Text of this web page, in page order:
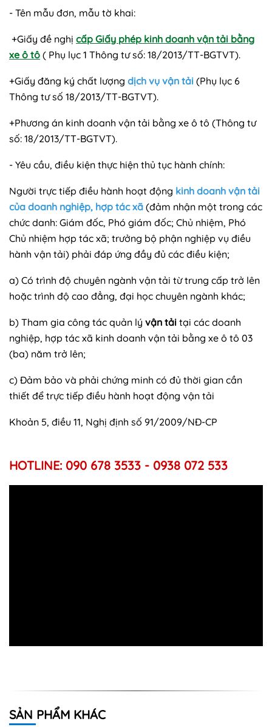
- Tên mẫu đơn, mẫu tờ khai:
+Giấy đề nghị cấp Giấy phép kinh doanh vận tải bằng
xe ô tô ( Phụ lục 1 Thông tư số: 18/2013/TT-BGTVT).
+Giấy đăng ký chất lượng dịch vụ vận tải (Phụ lục 6
Thông tư số 18/2013/TT-BGTVT).
+Phương án kinh doanh vận tải bằng xe ô tô (Thông tư
số: 18/2013/TT-BGTVT).
- Yêu cầu, điều kiện thực hiện thủ tục hành chính:
Người trực tiếp điều hành hoạt động kinh doanh vận tải
của doanh nghiệp, hợp tác xã (đảm nhận một trong các
chức danh: Giám đốc, Phó giám đốc; Chủ nhiệm, Phó
Chủ nhiệm hợp tác xã; trưởng bộ phận nghiệp vụ điều
hành vận tải) phải đáp ứng đầy đủ các điều kiện;
a) Có trình độ chuyên ngành vận tải từ trung cấp trở lên
hoặc trình độ cao đẳng, đại học chuyên ngành khác;
b) Tham gia công tác quản lý vận tải tại các doanh
nghiệp, hợp tác xã kinh doanh vận tải bằng xe ô tô 03
(ba) năm trở lên;
c) Đảm bảo và phải chứng minh có đủ thời gian cần
thiết để trực tiếp điều hành hoạt động vận tải
Khoản 5, điều 11, Nghị định số 91/2009/NĐ-CP
HOTLINE: 090 678 3533 - 0938 072 533
SẢN PHẨM KHÁC